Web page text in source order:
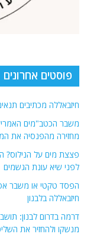
פוסטים אחרונים
חיזבאללה מכתיבים
משבר הכטב"מים
מחזירה מהפנסיה את
פצצת מים על הנילוס?
לפני שיא עונת הגשמים
הפסד טקטי או משבר
חיזבאללה בלבנון
דרמה בדרום לבנון:
מנשקו ולהחזיר את